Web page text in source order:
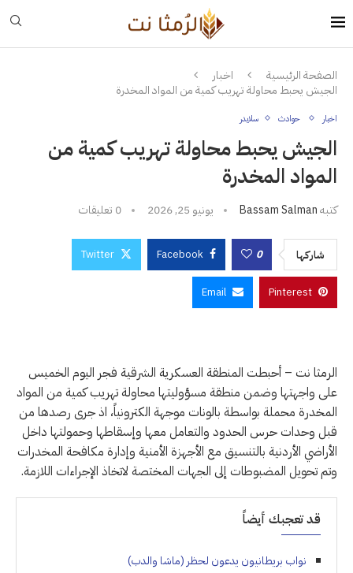
الصفحة الرئيسية
اخبار
الجيش يحبط محاولة تهريب كمية من المواد المخدرة
اخبار حوادث سلايدر
الجيش يحبط محاولة تهريب كمية من
المواد المخدرة
كتبهBassam Salman يونيو 25, 2026 0 تعليقات
شاركها 0
Facebook
Twitter
Pinterest
Email
الرمثا نت – أحبطت المنطقة العسكرية الشرقية فجر اليوم الخميس
على واجهتها وضمن منطقة مسؤوليتها محاولة تهريب كمية من المواد
المخدرة محملة بواسطة بالونات موجهة الكترونياً، اذ جرى رصدها من
قبل وحدات حرس الحدود والتعامل معها وإسقاطها وحمولتها داخل
الأراضي الأردنية بالتنسيق مع الأجهزة الأمنية وإدارة مكافحة المخدرات
وتم تحويل المضبوطات إلى الجهات المختصة لاتخاذ الإجراءات اللازمة.
قد تعجبك أيضاً
نواب بريطانيون يدعون لحظر (ماشا والدب)